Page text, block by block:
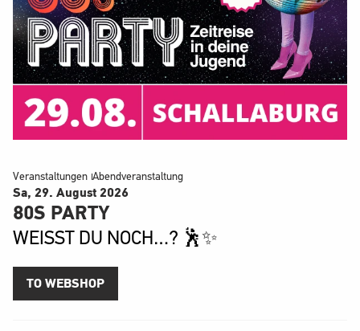
Veranstaltungen Abendveranstaltung
Sa, 29. August 2026
80S PARTY
WEISST DU NOCH…? 🕺✨
TO WEBSHOP